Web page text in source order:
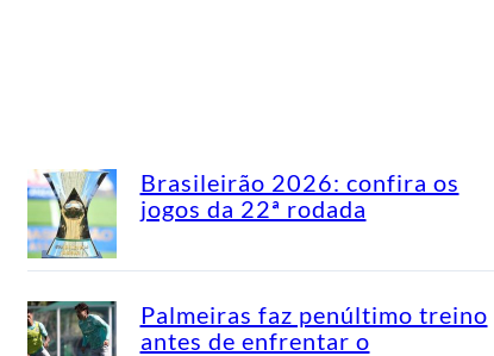
Brasileirão 2026: confira os
jogos da 22ª rodada
Palmeiras faz penúltimo treino
antes de enfrentar o